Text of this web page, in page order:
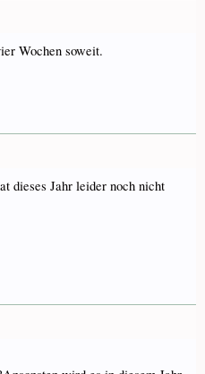
Wochen soweit.
dieses Jahr leider noch nicht